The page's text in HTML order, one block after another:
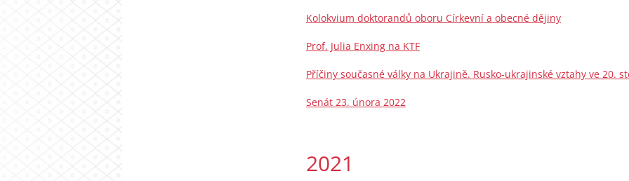
Kolokvium doktorandů oboru Církevní a obecné dějiny
Prof. Julia Enxing na KTF
Příčiny současné války na Ukrajině. Rusko-ukrajinské vztahy ve 20.
Senát 23. února 2022
2021